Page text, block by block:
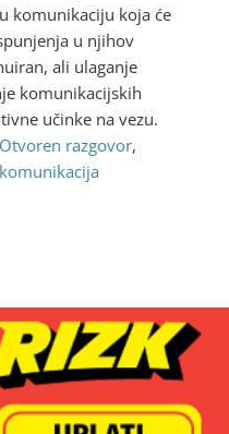
komunikaciju koja će
u njihov
ali ulaganje
komunikacijskih
učinke na vezu.
Otvoren razgovor,